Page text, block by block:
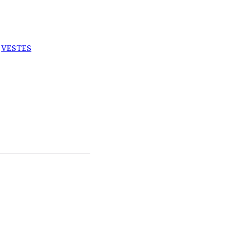
VESTES